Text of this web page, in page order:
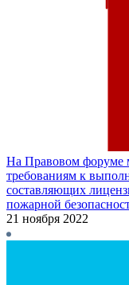
На Правовом форуме
требованиям к
составляющих
пожарной
21 ноября 2022